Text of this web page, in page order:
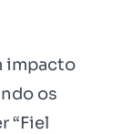
impacto
os
“Fiel